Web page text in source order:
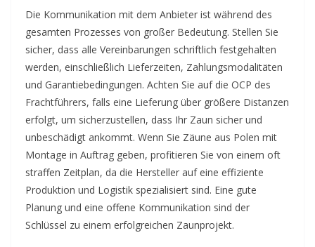
Die Kommunikation mit dem Anbieter ist während des
gesamten Prozesses von großer Bedeutung. Stellen Sie
sicher, dass alle Vereinbarungen schriftlich festgehalten
werden, einschließlich Lieferzeiten, Zahlungsmodalitäten
und Garantiebedingungen. Achten Sie auf die OCP des
Frachtführers, falls eine Lieferung über größere Distanzen
erfolgt, um sicherzustellen, dass Ihr Zaun sicher und
unbeschädigt ankommt. Wenn Sie Zäune aus Polen mit
Montage in Auftrag geben, profitieren Sie von einem oft
straffen Zeitplan, da die Hersteller auf eine effiziente
Produktion und Logistik spezialisiert sind. Eine gute
Planung und eine offene Kommunikation sind der
Schlüssel zu einem erfolgreichen Zaunprojekt.